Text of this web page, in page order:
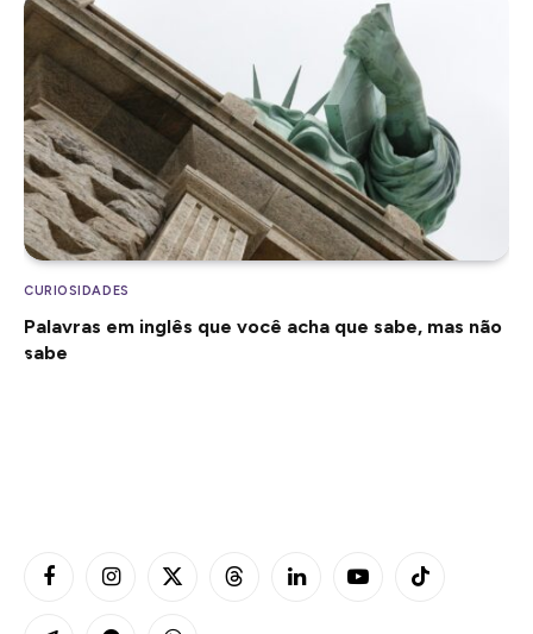
CURIOSIDADES
Palavras em inglês que você acha que sabe, mas não
sabe
FacebookInstagramX
Threads LinkedIn YouTubeTikTok